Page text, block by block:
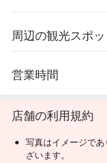
周辺の観光スポッ
営業時間
店舗の利用規約
写真はイメージで
ざいます。